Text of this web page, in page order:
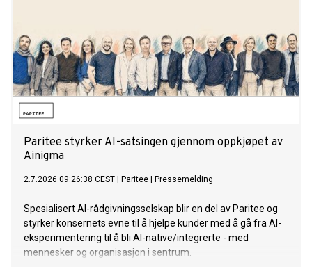
Paritee styrker AI-satsingen gjennom oppkjøpet av
Ainigma
2.7.2026 09:26:38 CEST Paritee Pressemelding
Spesialisert AI-rådgivningsselskap blir en del av Paritee og
styrker konsernets evne til å hjelpe kunder med å gå fra AI-
eksperimentering til å bli AI-native/integrerte - med
mennesker og organisasjon i sentrum.